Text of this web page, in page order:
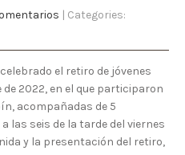
| Categories:
el retiro de jóvenes
de 2022, en el que participaron
acompañadas de 5
las seis de la tarde del viernes
y la presentación del retiro,